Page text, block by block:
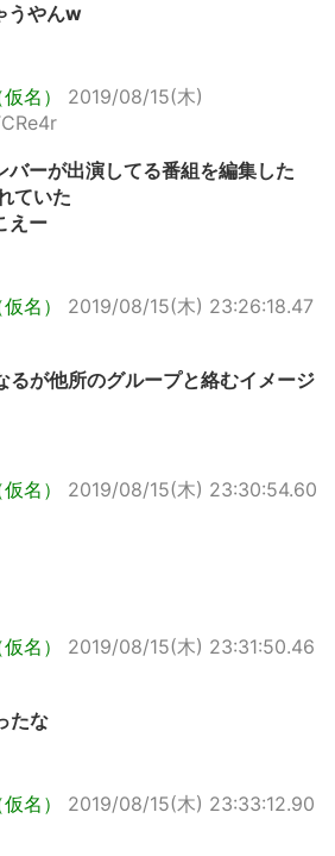
うやんw
名）
2019/08/15(木)
バーが出演してる番組を編集した
ていた
えー
名）
2019/08/15(木) 23:26:18.47
るが他所のグループと絡むイメージ
名）
2019/08/15(木) 23:30:54.60
名）
2019/08/15(木) 23:31:50.46
たな
名）
2019/08/15(木) 23:33:12.90